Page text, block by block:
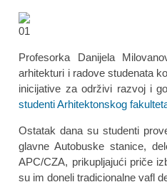
Profesorka Danijela
arhitekturi i radove studenata
inicijative za održivi razvoj i
studenti Arhitektonskog
Ostatak dana su studenti
glavne Autobuske stanice,
APC/CZA, prikupljajući priče
su im doneli tradicionalne vafl